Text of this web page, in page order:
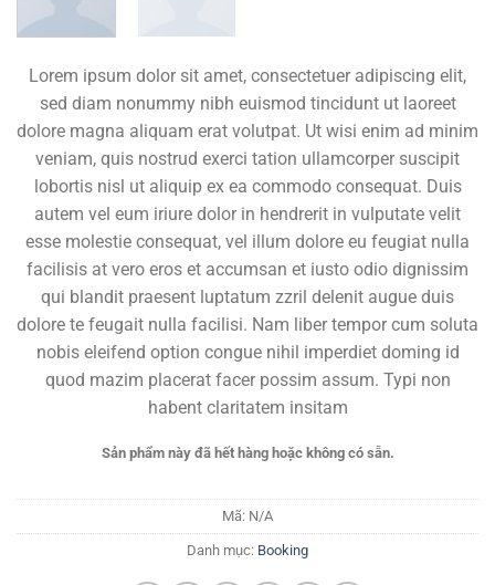
Lorem ipsum dolor sit amet, consectetuer adipiscing elit,
sed diam nonummy nibh euismod tincidunt ut laoreet
dolore magna aliquam erat volutpat. Ut wisi enim ad minim
veniam, quis nostrud exerci tation ullamcorper suscipit
lobortis nisl ut aliquip ex ea commodo consequat. Duis
autem vel eum iriure dolor in hendrerit in vulputate velit
esse molestie consequat, vel illum dolore eu feugiat nulla
facilisis at vero eros et accumsan et iusto odio dignissim
qui blandit praesent luptatum zzril delenit augue duis
dolore te feugait nulla facilisi. Nam liber tempor cum soluta
nobis eleifend option congue nihil imperdiet doming id
quod mazim placerat facer possim assum. Typi non
habent claritatem insitam
Sản phẩm này đã hết hàng hoặc không có sẵn.
Mã: N/A
Danh mục: Booking